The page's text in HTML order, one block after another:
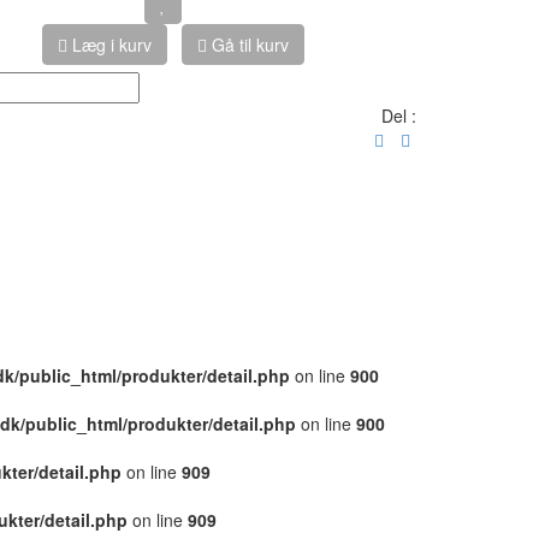
Læg i kurv Gå til kurv
Del :
public_html/produkter/detail.php on line 900
public_html/produkter/detail.php on line 900
detail.php on line 909
detail.php on line 909